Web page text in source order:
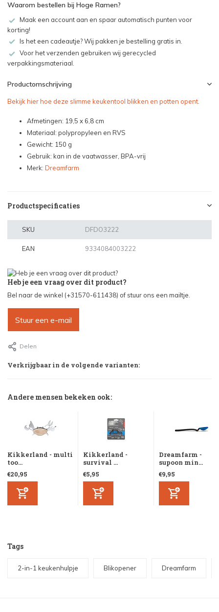
Waarom bestellen bij Hoge Ramen?
Maak een account aan en spaar automatisch punten voor
korting!
Is het een cadeautje? Wij pakken je bestelling gratis in.
Voor het verzenden gebruiken wij gerecycled
verpakkingsmateriaal.
Productomschrijving
Bekijk hier hoe deze slimme keukentool blikken en potten opent.
Afmetingen: 19,5 x 6,8 cm
Materiaal: polypropyleen en RVS
Gewicht: 150 g
Gebruik: kan in de vaatwasser, BPA-vrij
Merk: Dreamfarm
Productspecificaties
SKU DFDO3222
EAN 9334084003222
Heb je een vraag over dit product?
Bel naar de winkel (+31570-611438) of stuur ons een mailtje.
Stuur een e-mail
Delen
Verkrijgbaar in de volgende varianten:
Andere mensen bekeken ook:
Kikkerland - multi
too...
€20,95
Kikkerland -
survival ...
€5,95
Dreamfarm -
supoon min...
€9,95
Tags
2-in-1 keukenhulpje Blikopener Dreamfarm